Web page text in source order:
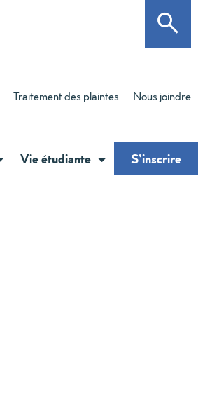
Traitement des plaintes Nous joindre
Vie étudiante S’inscrire